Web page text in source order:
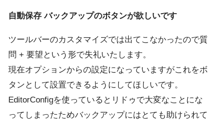
自動保存 バックアップのボタンが欲しいです
ツールバーのカスタマイズでは出てこなかったので質
問 + 要望という形で失礼いたします。
現在オプションからの設定になっていますがこれをボ
タンとして設置できるようにしてほしいです。
EditorConfigを使っているとリドゥで大変なことにな
ってしまったためバックアップにはとても助けられて